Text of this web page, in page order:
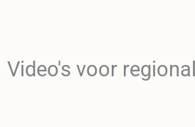
Video's voor